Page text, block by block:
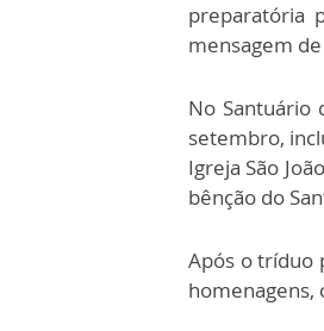
preparatória
mensagem de
No Santuário
setembro,
Igreja São
bênção do
Após o tríduo
homenagens,